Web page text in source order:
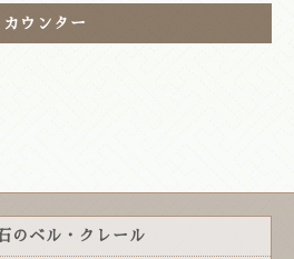
カウンター
のベル・クレール